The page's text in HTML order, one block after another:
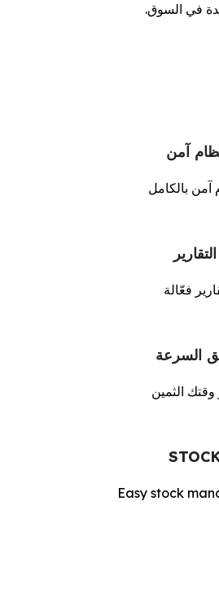
في السوق.
آمن
آمن بالكامل
التقارير
فعّالة
السرعة
الثمين
Easy stock